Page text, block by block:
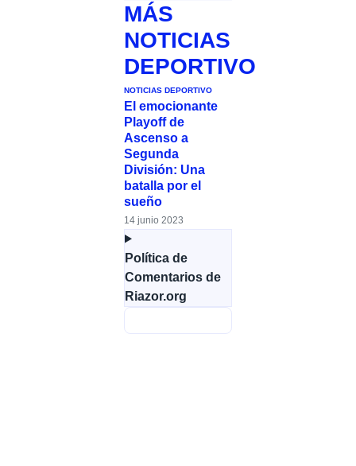
MÁS
NOTICIAS
DEPORTIVO
NOTICIAS DEPORTIVO
El emocionante
Playoff de
Ascenso a
Segunda
División: Una
batalla por el
sueño
14 junio 2023
Política de
Comentarios de
Riazor.org